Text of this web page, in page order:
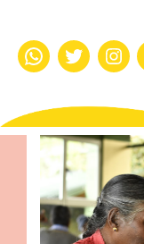
whatsappTwitter